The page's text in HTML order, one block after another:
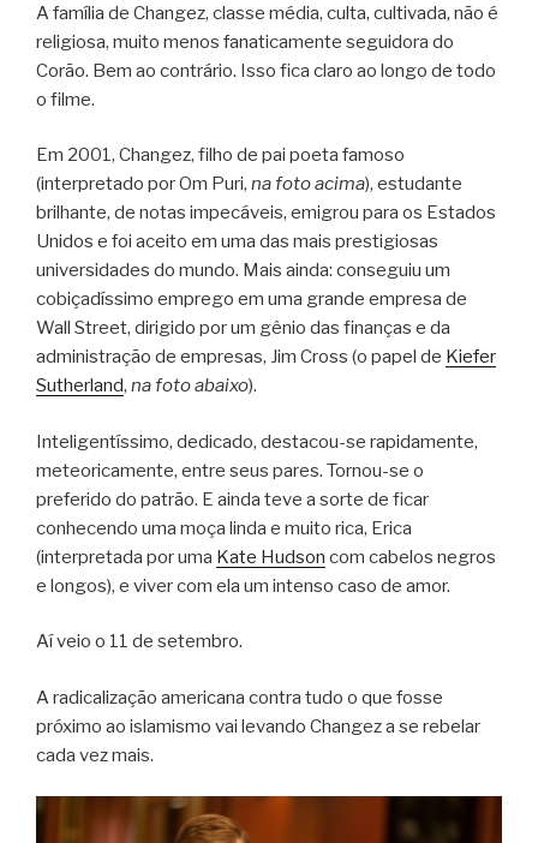
A família de Changez, classe média, culta, cultivada, não é
religiosa, muito menos fanaticamente seguidora do
Corão. Bem ao contrário. Isso fica claro ao longo de todo
o filme.
Em 2001, Changez, filho de pai poeta famoso
(interpretado por Om Puri, na foto acima), estudante
brilhante, de notas impecáveis, emigrou para os Estados
Unidos e foi aceito em uma das mais prestigiosas
universidades do mundo. Mais ainda: conseguiu um
cobiçadíssimo emprego em uma grande empresa de
Wall Street, dirigido por um gênio das finanças e da
administração de empresas, Jim Cross (o papel de Kiefer
Sutherland, na foto abaixo).
Inteligentíssimo, dedicado, destacou-se rapidamente,
meteoricamente, entre seus pares. Tornou-se o
preferido do patrão. E ainda teve a sorte de ficar
conhecendo uma moça linda e muito rica, Erica
(interpretada por uma Kate Hudson com cabelos negros
e longos), e viver com ela um intenso caso de amor.
Aí veio o 11 de setembro.
A radicalização americana contra tudo o que fosse
próximo ao islamismo vai levando Changez a se rebelar
cada vez mais.